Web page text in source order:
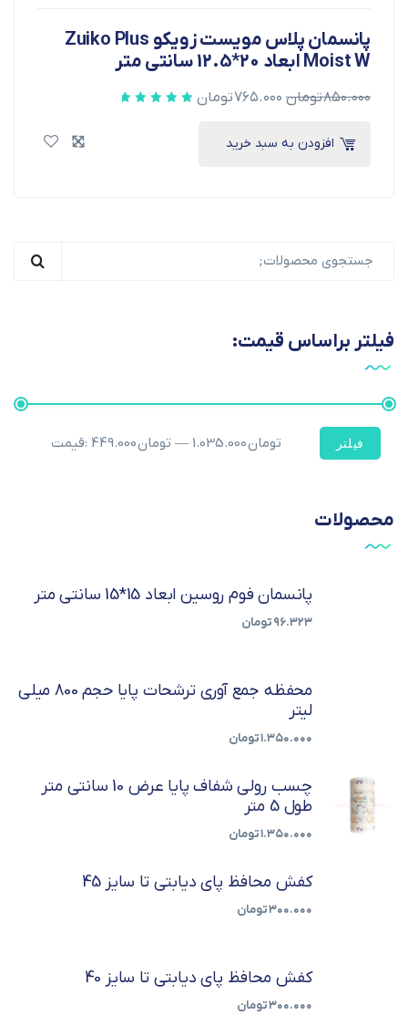
پانسمان پلاس مویست زویکو Zuiko Plus
Moist W ابعاد 20*12.5 سانتی متر
۸۵۰.۰۰۰تومان ۷۶۵.۰۰۰تومان
افزودن به سبد خرید
فیلتر براساس قیمت:
فیلتر قیمت: 449.000 تومان— 1.035.000 تومان
محصولات
پانسمان فوم روسین ابعاد 15*15 سانتی متر
۹۶.۳۲۳تومان
محفظه جمع آوری ترشحات پایا حجم 800 میلی
لیتر
۱.۳۵۰.۰۰۰ تومان
چسب رولی شفاف پایا عرض 10 سانتی متر
طول 5 متر
۱.۳۵۰.۰۰۰ تومان
کفش محافظ پای دیابتی تا سایز 45
۳۰۰.۰۰۰تومان
کفش محافظ پای دیابتی تا سایز 40
۳۰۰.۰۰۰تومان